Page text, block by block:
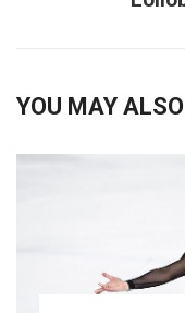
YOU MAY